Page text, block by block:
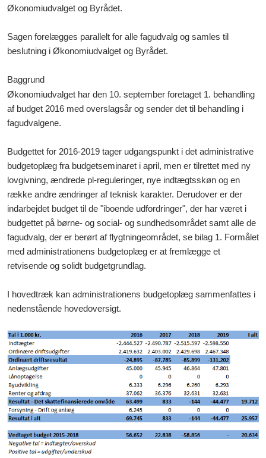
Økonomiudvalget og Byrådet.
Sagen forelægges parallelt for alle fagudvalg og samles til
beslutning i Økonomiudvalget og Byrådet.
Baggrund
Økonomiudvalget har den 10. september foretaget 1. behandling
af budget 2016 med overslagsår og sender det til behandling i
fagudvalgene.
Budgettet for 2016-2019 tager udgangspunkt i det administrative
budgetoplæg fra budgetseminaret i april, men er tilrettet med ny
lovgivning, ændrede pl-reguleringer, nye indtægtsskøn og en
række andre ændringer af teknisk karakter. Derudover er der
indarbejdet budget til de "iboende udfordringer", der har været i
budgettet på børne- og social- og sundhedsområdet samt alle de
fagudvalg, der er berørt af flygtningeområdet, se bilag 1. Formålet
med administrationens budgetoplæg er at fremlægge et
retvisende og solidt budgetgrundlag.
I hovedtræk kan administrationens budgetoplæg sammenfattes i
nedenstående hovedoversigt.